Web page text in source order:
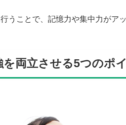
うことで、記憶力や集中力がア
を両立させる5つのポ